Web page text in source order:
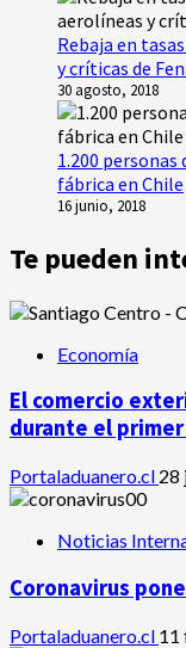
Rebaja en
y críticas de
30 agosto, 2018
1.200 personas
fábrica en Chile
16 junio, 2018
Te pueden
Economía
El comercio
durante el
Portaladuanero.cl 28
Noticias
Coronavirus
Portaladuanero.cl 11